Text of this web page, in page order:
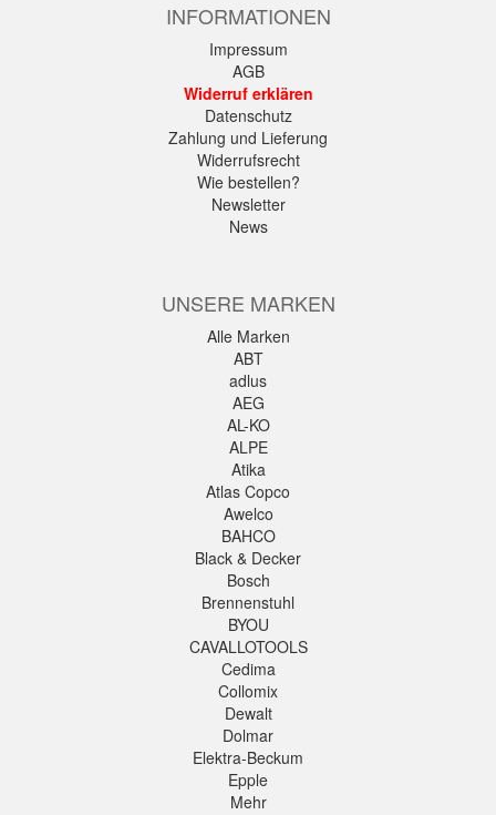
INFORMATIONEN
Impressum
AGB
Widerruf erklären
Datenschutz
Zahlung und Lieferung
Widerrufsrecht
Wie bestellen?
Newsletter
News
UNSERE MARKEN
Alle Marken
ABT
adlus
AEG
AL-KO
ALPE
Atika
Atlas Copco
Awelco
BAHCO
Black & Decker
Bosch
Brennenstuhl
BYOU
CAVALLOTOOLS
Cedima
Collomix
Dewalt
Dolmar
Elektra-Beckum
Epple
Mehr